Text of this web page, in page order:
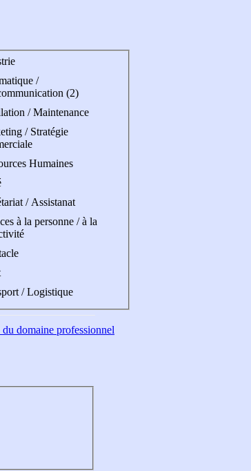
/
(2)
/ Maintenance
/ Stratégie
Humaines
/ Assistanat
à la personne / à la
/ Logistique
domaine professionnel